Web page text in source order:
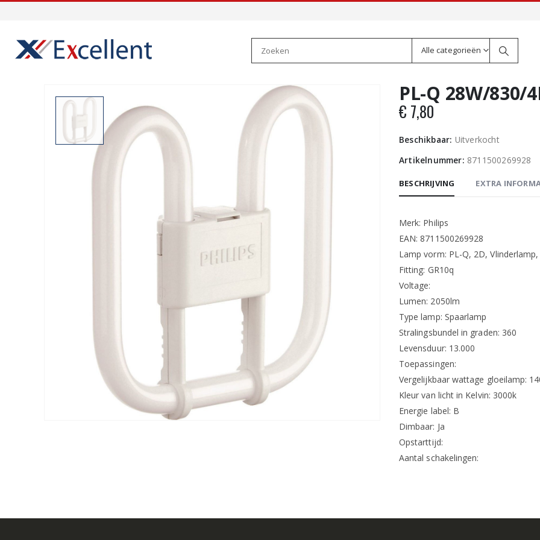
Alle categorieën
PL-Q 28W/830/
€ 7,80
Beschikbaar: Uitverkocht
Artikelnummer: 8711500269928
BESCHRIJVING EXTRA
Merk: Philips
EAN: 8711500269928
Lamp vorm: PL-Q, 2D,
Fitting: GR10q
Voltage:
Lumen: 2050lm
Type lamp: Spaarlamp
Stralingsbundel in graden: 360
Levensduur: 13.000
Toepassingen:
Vergelijkbaar wattage gloeilamp:
Kleur van licht in Kelvin: 3000k
Energie label: B
Dimbaar: Ja
Opstarttijd:
Aantal schakelingen: